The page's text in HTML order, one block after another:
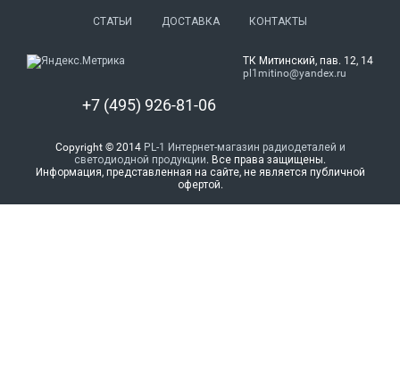
СТАТЬИ ДОСТАВКА КОНТАКТЫ
ТК Митинский, пав. 12, 14
pl1mitino@yandex.ru
+7 (495) 926-81-06
Copyright © 2014 PL-1 Интернет-магазин радиодеталей и
светодиодной продукции. Все права защищены.
Информация, представленная на сайте, не является публичной
офертой.